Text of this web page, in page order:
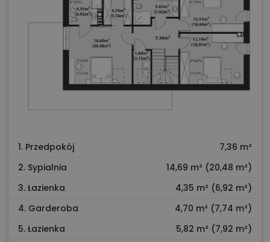
1. Przedpokój
7,36 m²
2. Sypialnia
14,69 m² (20,48 m²)
3. Łazienka
4,35 m² (6,92 m²)
4. Garderoba
4,70 m² (7,74 m²)
5. Łazienka
5,82 m² (7,92 m²)